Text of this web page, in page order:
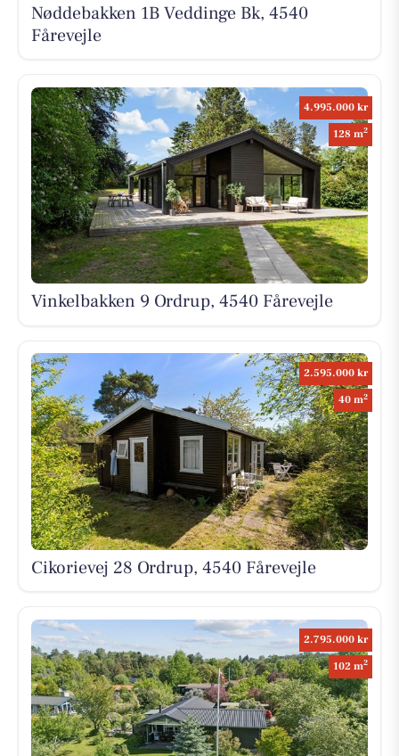
Nøddebakken 1B Veddinge Bk, 4540
Fårevejle
4.995.000 kr
128 m2
Vinkelbakken 9 Ordrup, 4540 Fårevejle
2.595.000 kr
40 m2
Cikorievej 28 Ordrup, 4540 Fårevejle
2.795.000 kr
102 m2